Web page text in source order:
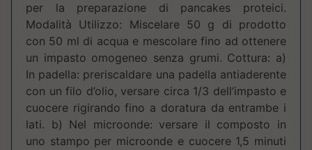
per la preparazione di pancakes proteici.
Modalità Utilizzo: Miscelare 50 g di prodotto
con 50 ml di acqua e mescolare fino ad ottenere
un impasto omogeneo senza grumi. Cottura: a)
In padella: preriscaldare una padella antiaderente
con un filo d’olio, versare circa 1/3 dell’impasto e
cuocere rigirando fino a doratura da entrambe i
lati. b) Nel microonde: versare il composto in
uno stampo per microonde e cuocere 1,5 minuti